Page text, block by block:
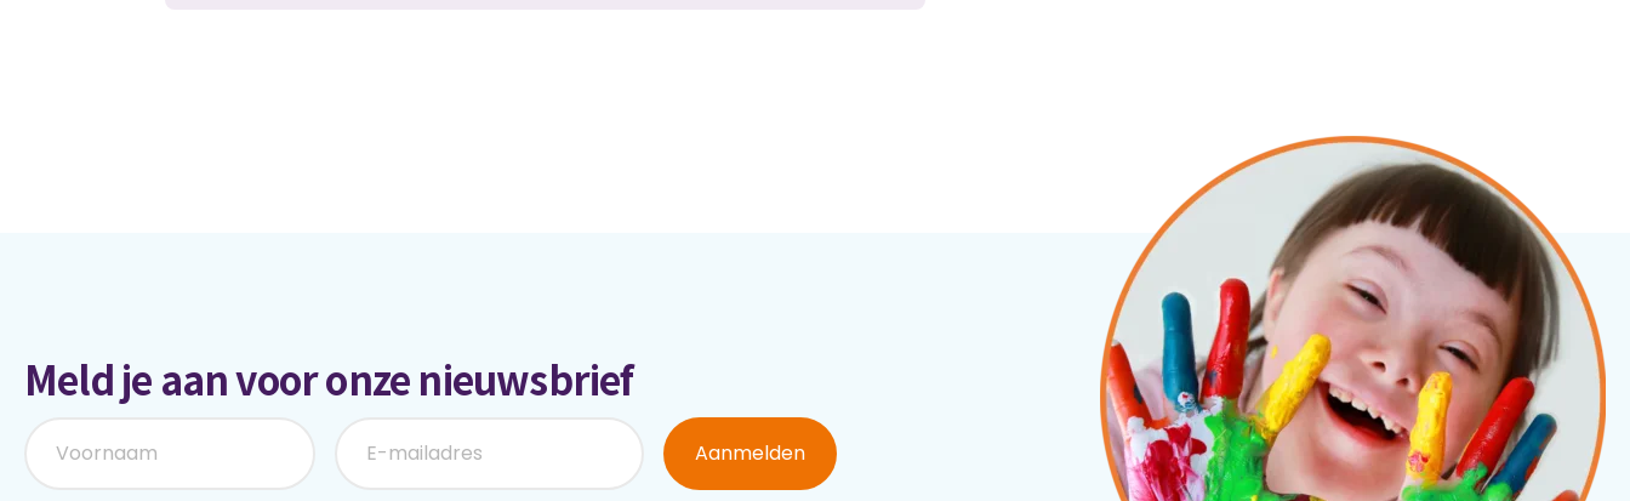
Meld je aan voor onze nieuwsbrief
Aanmelden